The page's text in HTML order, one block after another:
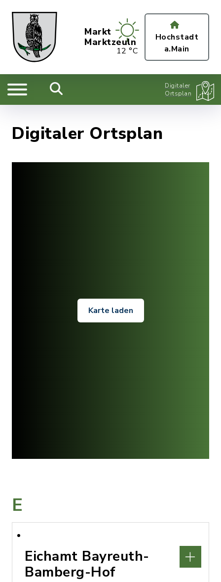
Markt
Marktzeuln
12 °C
Hochstadt
a.Main
Digitaler
Ortsplan
Digitaler Ortsplan
Karte laden
E
Eichamt Bayreuth-
Bamberg-Hof